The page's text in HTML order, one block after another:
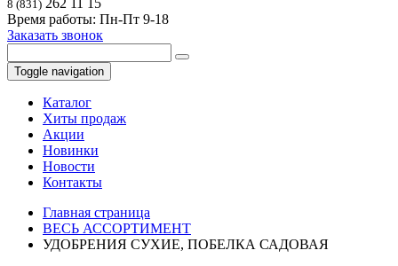
8 (831) 262 11 15
Время работы: Пн-Пт 9-18
Заказать звонок
Toggle navigation
Каталог
Хиты продаж
Акции
Новинки
Новости
Контакты
Главная страница
ВЕСЬ АССОРТИМЕНТ
УДОБРЕНИЯ СУХИЕ, ПОБЕЛКА САДОВАЯ